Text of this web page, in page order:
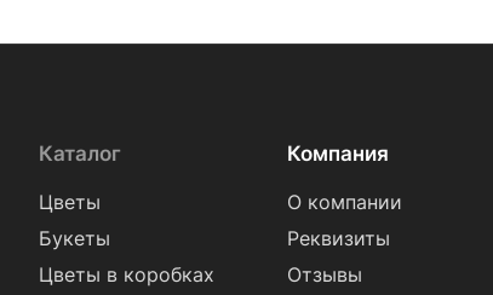
Каталог
Цветы
Букеты
Цветы в коробках
Компания
О компании
Реквизиты
Отзывы